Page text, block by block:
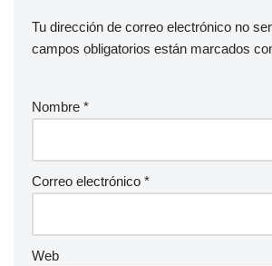
Tu dirección de correo electrónico no
campos obligatorios están marcados
Nombre *
Correo electrónico *
Web